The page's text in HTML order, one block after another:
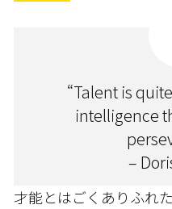
“Talent is
intelligence
–
才能とはごくありふれ